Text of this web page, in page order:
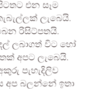
එන සෑම
ලැබෙයි.
රිසිට්පතයි.
ලබාගත් විට හෝ
අපට ලැබෙයි.
පැහැදිලිව
අප බලන්නේ ඉතා